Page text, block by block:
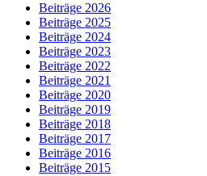
Beiträge 2026
Beiträge 2025
Beiträge 2024
Beiträge 2023
Beiträge 2022
Beiträge 2021
Beiträge 2020
Beiträge 2019
Beiträge 2018
Beiträge 2017
Beiträge 2016
Beiträge 2015